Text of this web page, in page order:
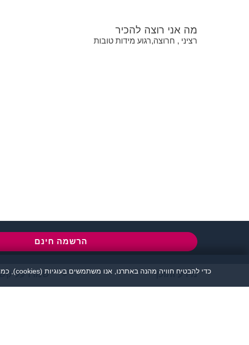
מה אני רוצה להכיר
רציני , חרוצה,רגוע מידות טובות
הרשמה חינם077-5030670
מידע ותוכן שמרו עלכדי להבטיח חוויה מהנה באתרנו, אנו משתמשים בעוגיות (cookies), כמפורט בעמוד